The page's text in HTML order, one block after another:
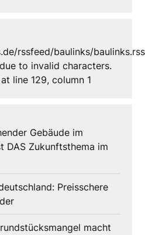
rssfeed/baulinks/baulinks.rss
to invalid characters.
line 129, column 1
Gebäude im
DAS Zukunftsthema im
Preisschere
macht